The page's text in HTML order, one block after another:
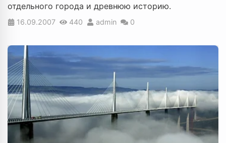
отдельного города и древнюю историю.
16.09.2007 440 admin 0